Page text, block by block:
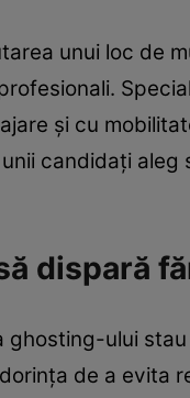
unui loc de
și cu
candidați
dispară
ghosting-ului
de a evita